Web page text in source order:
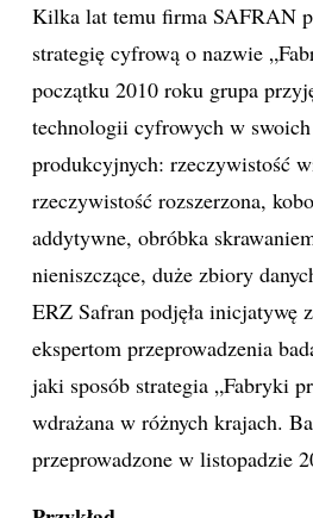
Kilka lat temu firma SAFRAN
strategię cyfrową o nazwie
początku 2010 roku grupa
technologii cyfrowych w swoich
produkcyjnych: rzeczywistość
rzeczywistość rozszerzona,
addytywne, obróbka
nieniszczące, duże zbiory
ERZ Safran podjęła inicjatywę
ekspertom przeprowadzenia
jaki sposób strategia „Fabryki
wdrażana w różnych krajach.
przeprowadzone w listopadzie